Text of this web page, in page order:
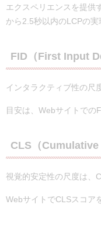
エクスペリエンスを提供
から2.5秒以内のLCPの実
FID（First Input
インタラクティブ性の尺
目安は、Webサイトでの
CLS（
視覚的安定性の尺度は、
WebサイトでCLSスコア